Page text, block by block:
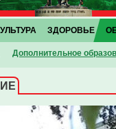
ЗДОРОВЬЕ
Дополнительное